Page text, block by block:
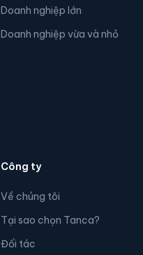
Doanh nghiệp lớn
Doanh nghiệp vừa và nhỏ
Công ty
Về chúng tôi
Tại sao chọn Tanca?
Đối tác